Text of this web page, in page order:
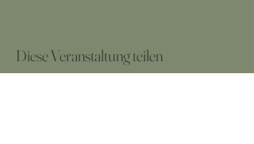
Diese Veranstaltung teilen